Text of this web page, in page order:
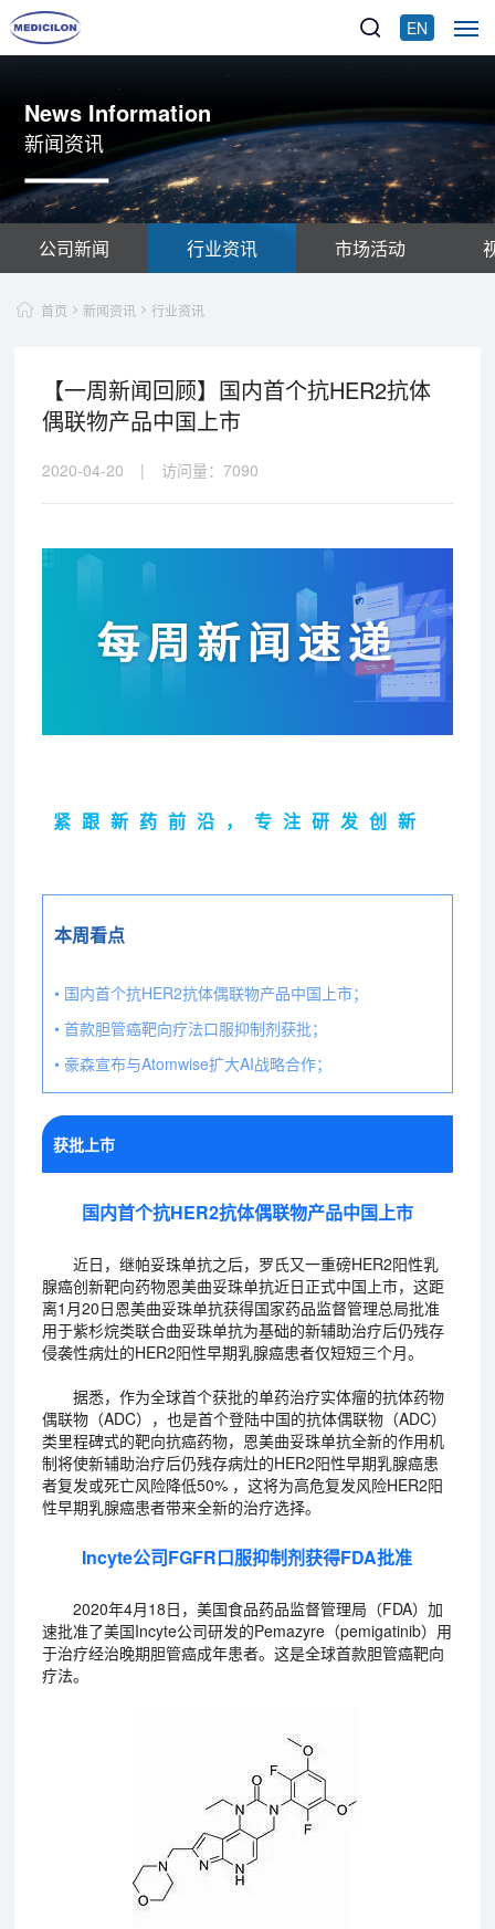
EN
News Information
新闻资讯
公司新闻 行业资讯 市场活动
首页 新闻资讯 行业资讯
【一周新闻回顾】国内首个抗HER2抗体
偶联物产品中国上市
2020-04-20 | 访问量：7090
紧跟新药前沿，专注研发创新
本周看点
• 国内首个抗HER2抗体偶联物产品中国上市；
• 首款胆管癌靶向疗法口服抑制剂获批；
• 豪森宣布与Atomwise扩大AI战略合作；
获批上市
国内首个抗HER2抗体偶联物产品中国上市
近日，继帕妥珠单抗之后，罗氏又一重磅HER2阳性乳
腺癌创新靶向药物恩美曲妥珠单抗近日正式中国上市，这距
离1月20日恩美曲妥珠单抗获得国家药品监督管理总局批准
用于紫杉烷类联合曲妥珠单抗为基础的新辅助治疗后仍残存
侵袭性病灶的HER2阳性早期乳腺癌患者仅短短三个月。
据悉，作为全球首个获批的单药治疗实体瘤的抗体药物
偶联物（ADC），也是首个登陆中国的抗体偶联物（ADC）
类里程碑式的靶向抗癌药物，恩美曲妥珠单抗全新的作用机
制将使新辅助治疗后仍残存病灶的HER2阳性早期乳腺癌患
者复发或死亡风险降低50% ，这将为高危复发风险HER2阳
性早期乳腺癌患者带来全新的治疗选择。
Incyte公司FGFR口服抑制剂获得FDA批准
2020年4月18日，美国食品药品监督管理局（FDA）加
速批准了美国Incyte公司研发的Pemazyre（pemigatinib）用
于治疗经治晚期胆管癌成年患者。这是全球首款胆管癌靶向
疗法。